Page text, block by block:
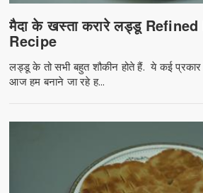
मैदा के खस्ता करारे लड्डू
Recipe
लड्डू के तो सभी बहुत शौकीन होते हैं. ये कई
आज हम बनाने जा रहे ह...